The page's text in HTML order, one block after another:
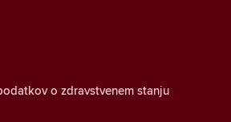
o zdravstvenem stanju